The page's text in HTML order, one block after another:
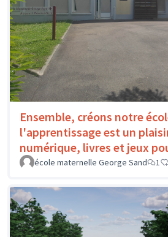
Ensemble, créons notre
l'apprentissage est un
numérique, livres et jeux
école maternelle George Sand 1